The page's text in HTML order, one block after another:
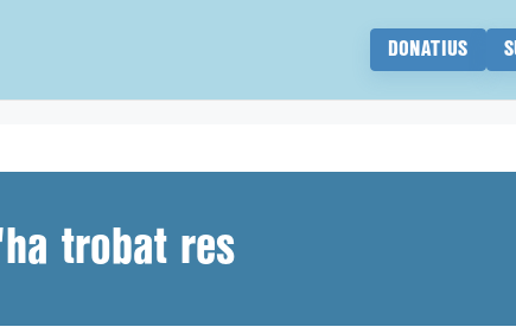
DONATIUS
trobat res